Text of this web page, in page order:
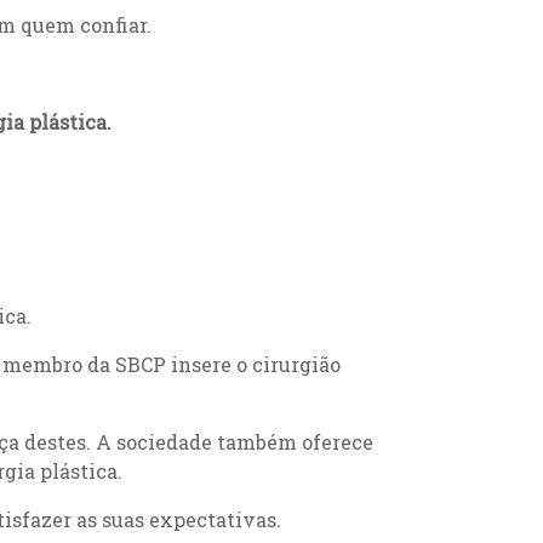
quem confiar.
plástica.
da SBCP insere o cirurgião
destes. A sociedade também oferece
plástica.
as suas expectativas.